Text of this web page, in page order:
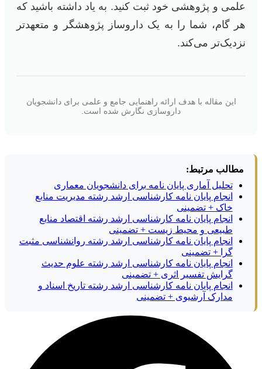
علمی و پژوهشی خود ثبت کنید. به یاد داشته باشید که
هر گام، شما را به یک داروساز پژوهشگر و متعهدتر
نزدیک‌تر می‌کند.
این مقاله با هدف ارائه راهنمایی جامع و علمی برای دانشجویان
داروسازی نگارش شده است.
مطالب مرتبط:
تحلیل آماری پایان نامه برای دانشجویان معماری
انجام پایان نامه کارشناسی ارشد رشته مدیریت منابع
خاک + تضمینی
انجام پایان نامه کارشناسی ارشد رشته اقتصاد منابع
طبیعی و محیط زیست + تضمینی
انجام پایان نامه کارشناسی ارشد رشته روانشناسی مثبت
گرا + تضمینی
انجام پایان نامه کارشناسی ارشد رشته علوم حدیث
گرایش تفسیر اثری + تضمینی
انجام پایان نامه کارشناسی ارشد رشته تاریخ اسناد و
مدارک آرشیوی + تضمینی